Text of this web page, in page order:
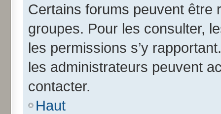
Certains forums peuvent être
groupes. Pour les consulter,
les permissions s’y
les administrateurs peuvent
contacter.
Haut